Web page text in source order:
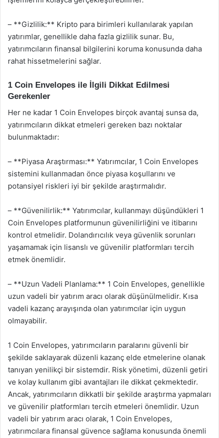
– **Gizlilik:** Kripto para birimleri kullanılarak yapılan
yatırımlar, genellikle daha fazla gizlilik sunar. Bu,
yatırımcıların finansal bilgilerini koruma konusunda daha
rahat hissetmelerini sağlar.
1 Coin Envelopes ile İlgili Dikkat Edilmesi
Gerekenler
Her ne kadar 1 Coin Envelopes birçok avantaj sunsa da,
yatırımcıların dikkat etmeleri gereken bazı noktalar
bulunmaktadır:
– **Piyasa Araştırması:** Yatırımcılar, 1 Coin Envelopes
sistemini kullanmadan önce piyasa koşullarını ve
potansiyel riskleri iyi bir şekilde araştırmalıdır.
– **Güvenilirlik:** Yatırımcılar, kullanmayı düşündükleri 1
Coin Envelopes platformunun güvenilirliğini ve itibarını
kontrol etmelidir. Dolandırıcılık veya güvenlik sorunları
yaşamamak için lisanslı ve güvenilir platformları tercih
etmek önemlidir.
– **Uzun Vadeli Planlama:** 1 Coin Envelopes, genellikle
uzun vadeli bir yatırım aracı olarak düşünülmelidir. Kısa
vadeli kazanç arayışında olan yatırımcılar için uygun
olmayabilir.
1 Coin Envelopes, yatırımcıların paralarını güvenli bir
şekilde saklayarak düzenli kazanç elde etmelerine olanak
tanıyan yenilikçi bir sistemdir. Risk yönetimi, düzenli getiri
ve kolay kullanım gibi avantajları ile dikkat çekmektedir.
Ancak, yatırımcıların dikkatli bir şekilde araştırma yapmaları
ve güvenilir platformları tercih etmeleri önemlidir. Uzun
vadeli bir yatırım aracı olarak, 1 Coin Envelopes,
yatırımcılara finansal güvence sağlama konusunda önemli